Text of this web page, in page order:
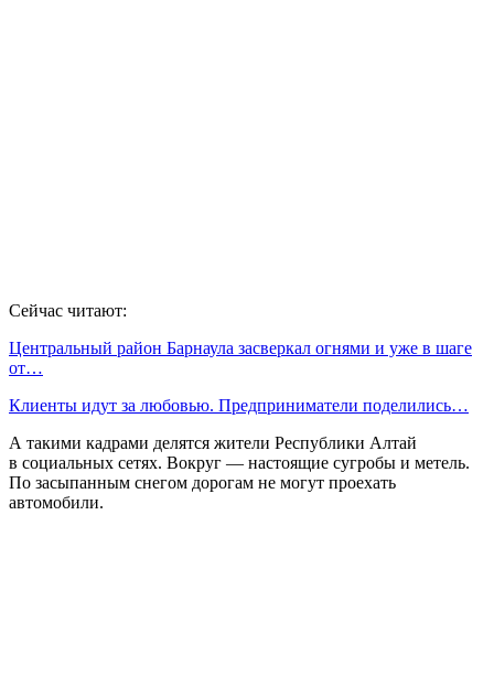
Сейчас читают:
Центральный район Барнаула засверкал огнями и уже в шаге
от…
Клиенты идут за любовью. Предприниматели поделились…
А такими кадрами делятся жители Республики Алтай
в социальных сетях. Вокруг — настоящие сугробы и метель.
По засыпанным снегом дорогам не могут проехать
автомобили.